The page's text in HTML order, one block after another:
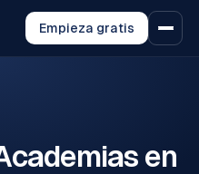
Empieza gratis
en